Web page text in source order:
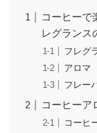
コーヒーで
レグランス
フレグ
アロマ
フレー
コーヒーア
コーヒ